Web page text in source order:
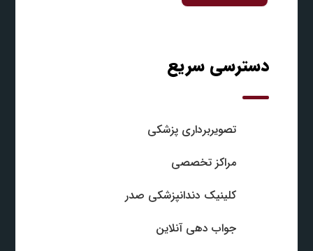
دسترسی سریع
تصویربرداری پزشکی
مراکز تخصصی
کلینیک دندانپزشکی صدر
جواب‌ دهی آنلاین